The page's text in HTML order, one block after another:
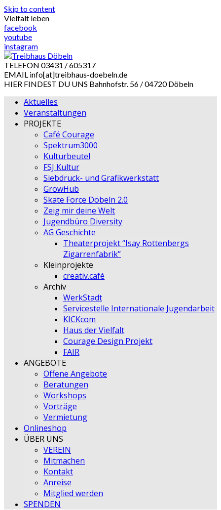
Skip to content
Vielfalt leben
facebook
youtube
instagram
TELEFON 03431 / 605317
EMAIL info[at]treibhaus-doebeln.de
HIER FINDEST DU UNS Bahnhofstr. 56 / 04720 Döbeln
Aktuelles
Veranstaltungen
PROJEKTE
Café Courage
Spektrum3000
Kulturbeutel
FSJ Kultur
Siebdruck- und Grafikwerkstatt
GrowHub
Skate Force Döbeln 2.0
Zeig mir deine Welt
Jugendbüro Diversity
AG Geschichte
Theaterprojekt “Isay Rottenbergs
Zigarrenfabrik”
Kleinprojekte
creativ.café
Archiv
WerkStadt
Servicestelle Internationale Jugendarbeit
KICKcom
Haus der Vielfalt
Courage Design Projekt
FAIR
ANGEBOTE
Offene Angebote
Beratungen
Workshops
Vorträge
Vermietung
Onlineshop
ÜBER UNS
VEREIN
Mitmachen
Kontakt
Anreise
Mitglied werden
SPENDEN